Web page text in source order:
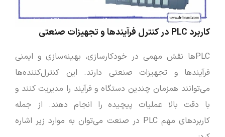
کاربرد PLC در کنترل فرآیندها و تجهیزات صنعتی
PLCها نقش مهمی در خودکارسازی، بهینه‌سازی و ایمنی
فرآیندها و تجهیزات صنعتی دارند. این کنترل‌کننده‌ها
می‌توانند همزمان چندین دستگاه و فرآیند را مدیریت کنند و
با دقت بالا عملیات پیچیده را انجام دهند. از جمله
کاربردهای مهم PLC در صنعت می‌توان به موارد زیر اشاره